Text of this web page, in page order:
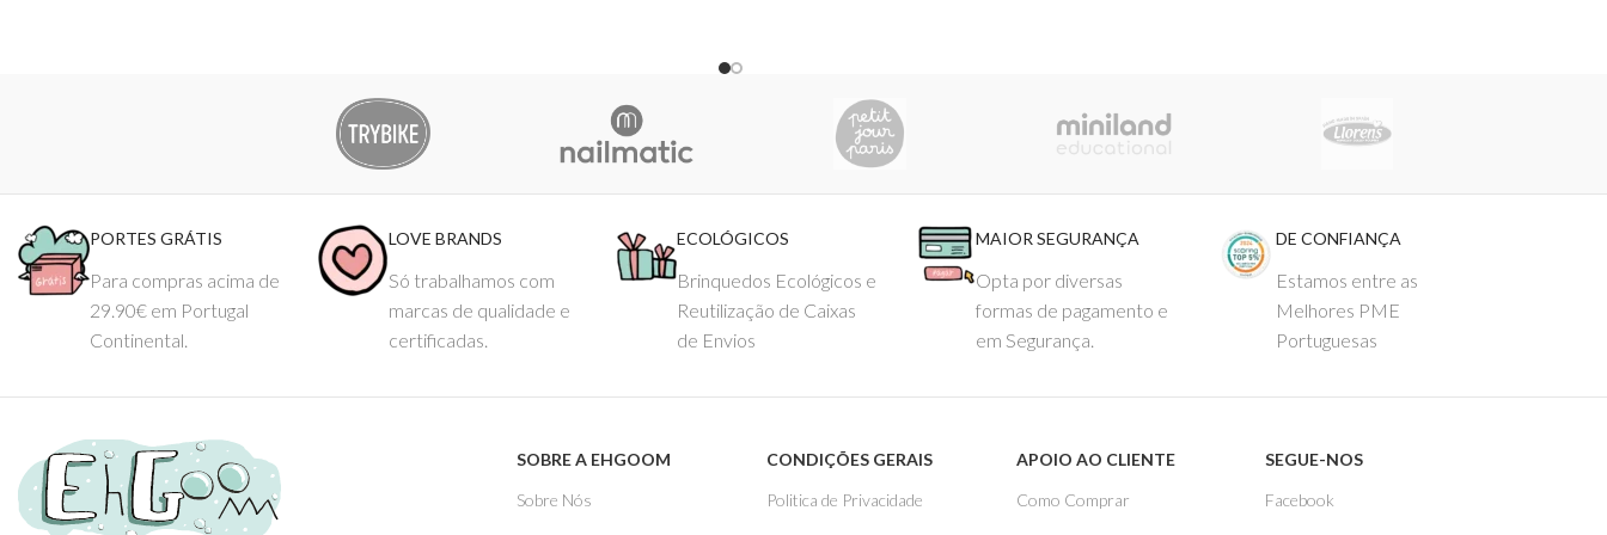
DIREITOS DO CONTEÚDOS RESERVADOS À EHGOOM – TOYS WITH STORIES®
PORTES GRÁTIS
Para compras acima de
29.90€ em Portugal
Continental.
LOVE BRANDS
Só trabalhamos com
marcas de qualidade e
certificadas.
ECOLÓGICOS
Brinquedos Ecológicos e
Reutilização de Caixas
de Envios
MAIOR SEGURANÇA
Opta por diversas
formas de pagamento e
em Segurança.
DE CONFIANÇA
Estamos entre as
Melhores PME
Portuguesas
SOBRE A EHGOOM
Sobre Nós
CONDIÇÕES GERAIS
Politica de Privacidade
APOIO AO CLIENTE
Como Comprar
SEGUE-NOS
Facebook